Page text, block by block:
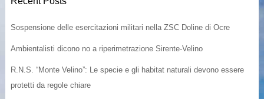
Sospensione delle esercitazioni militari nella ZSC Doline di Ocre
Ambientalisti dicono no a riperimetrazione Sirente-Velino
R.N.S. “Monte Velino”: Le specie e gli habitat naturali devono essere
protetti da regole chiare